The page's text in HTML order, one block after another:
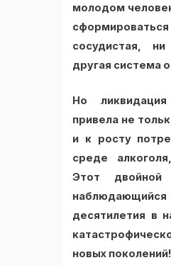
молодом
сосудистая,
другая система
Но
привела не
и к росту
среде
Этот двойной
десятилетия в
новых поколений!